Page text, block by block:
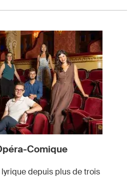
Comique
depuis plus de trois